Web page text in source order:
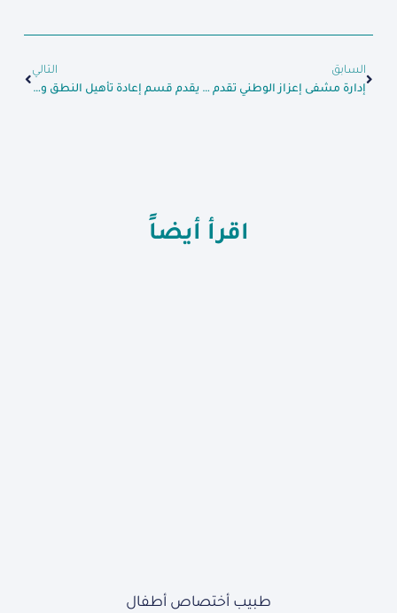
السابق
إدارة مشفى إعزاز الوطني تقدم درع تكريم إلى #مؤسسة_شــــام_الإنسانية
التالي
يقدم قسم إعادة تأهيل النطق والتخاطب خدمات متنوعة للأطفال (تأخر تطور روحي حركي دماغي – اضطرابات نطق – اضطرابات توحد)
اقرأ أيضاً
طبيب أختصاص أطفال